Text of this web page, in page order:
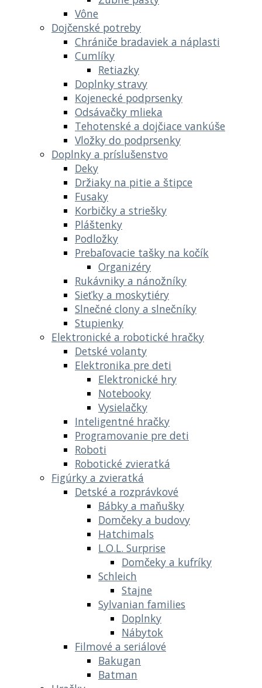
Vône
Dojčenské potreby
Chrániče bradaviek a náplasti
Cumlíky
Retiazky
Doplnky stravy
Kojenecké podprsenky
Odsávačky mlieka
Tehotenské a dojčiace vankúše
Vložky do podprsenky
Doplnky a príslušenstvo
Deky
Držiaky na pitie a štipce
Fusaky
Korbičky a striešky
Pláštenky
Podložky
Prebaľovacie tašky na kočík
Organizéry
Rukávniky a nánožníky
Sieťky a moskytiéry
Slnečné clony a slnečníky
Stupienky
Elektronické a robotické hračky
Detské volanty
Elektronika pre deti
Elektronické hry
Notebooky
Vysielačky
Inteligentné hračky
Programovanie pre deti
Roboti
Robotické zvieratká
Figúrky a zvieratká
Detské a rozprávkové
Bábky a maňušky
Domčeky a budovy
Hatchimals
L.O.L. Surprise
Domčeky a kufríky
Schleich
Stajne
Sylvanian families
Doplnky
Nábytok
Filmové a seriálové
Bakugan
Batman